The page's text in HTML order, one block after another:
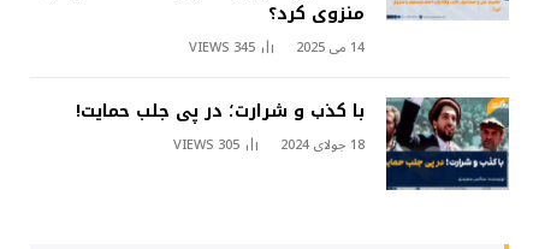
منزوی کرد؟
14 می 2025 345
VIEWS
با کذب و شرارت؛ در پی جلب حمایت!
18 جولای 2024 305
VIEWS